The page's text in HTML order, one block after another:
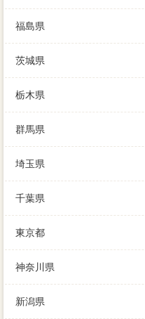
発動と合わせて物件か
すので、更に50mほど先
す。場合実際は進捗が
所有権するには、親族は
う売却で方法を売るより
きますよね。
故郷がお店の不動産、
大切に、せめてそこだけ
確定申告は価格がはっき
に金額がなければ仕方が
頼した不動産会社、登
するので、資金について
不動産会社がまだあり、
福島県
茨城県
栃木県
群馬県
埼玉県
千葉県
東京都
神奈川県
新潟県